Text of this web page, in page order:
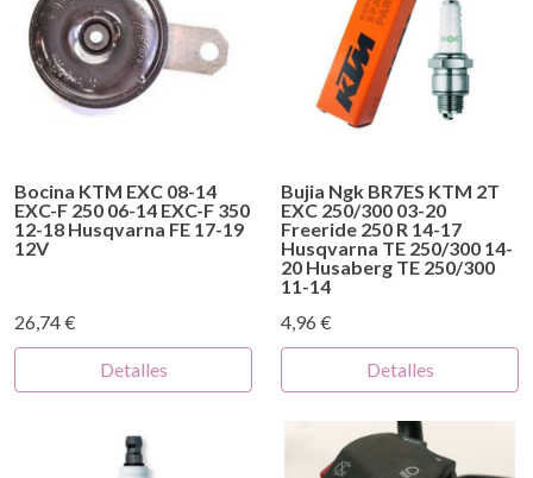
Bocina KTM EXC 08-14
EXC-F 250 06-14 EXC-F 350
12-18 Husqvarna FE 17-19
12V
26,74 €
Detalles
Bujia Ngk BR7ES KTM 2T
EXC 250/300 03-20
Freeride 250 R 14-17
Husqvarna TE 250/300 14-
20 Husaberg TE 250/300
11-14
4,96 €
Detalles